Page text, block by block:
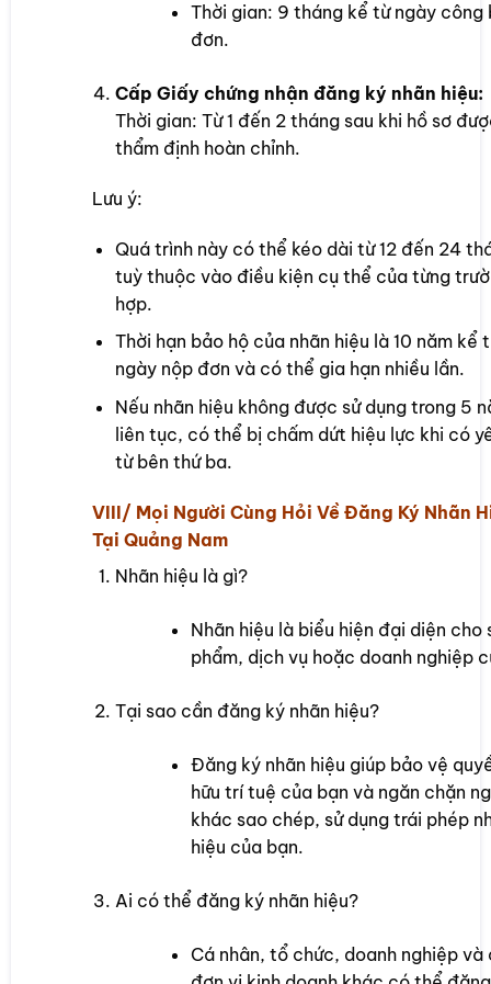
Thời gian: 9 tháng kể từ ngày công
đơn.
Cấp Giấy chứng nhận đăng ký nhãn hiệu:
Thời gian: Từ 1 đến 2 tháng sau khi hồ sơ
thẩm định hoàn chỉnh.
Lưu ý:
Quá trình này có thể kéo dài từ 12 đến 24
tuỳ thuộc vào điều kiện cụ thể của từng
hợp.
Thời hạn bảo hộ của nhãn hiệu là 10 năm kể
ngày nộp đơn và có thể gia hạn nhiều lần.
Nếu nhãn hiệu không được sử dụng trong 5
liên tục, có thể bị chấm dứt hiệu lực khi có
từ bên thứ ba.
VIII/ Mọi Người Cùng Hỏi Về Đăng Ký Nhãn
Tại Quảng Nam
Nhãn hiệu là gì?
Nhãn hiệu là biểu hiện đại diện cho
phẩm, dịch vụ hoặc doanh nghiệp
Tại sao cần đăng ký nhãn hiệu?
Đăng ký nhãn hiệu giúp bảo vệ
hữu trí tuệ của bạn và ngăn chặn
khác sao chép, sử dụng trái phép
hiệu của bạn.
Ai có thể đăng ký nhãn hiệu?
Cá nhân, tổ chức, doanh nghiệp và